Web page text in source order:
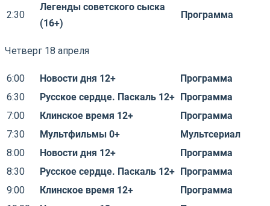
2:30
Легенды советского сыска
(16+)
Программа
Четверг 18 апреля
6:00 Новости дня 12+
Программа
6:30
Русское сердце. Паскаль 12+ Программа
7:00
Клинское время 12+
Программа
7:30
Мультфильмы 0+
Мультсериал
8:00
Новости дня 12+
Программа
8:30
Русское сердце. Паскаль 12+ Программа
9:00
Клинское время 12+
Программа